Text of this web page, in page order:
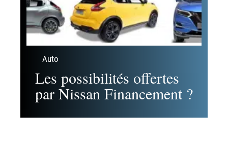
Auto
Les possibilités offertes
par Nissan Financement ?